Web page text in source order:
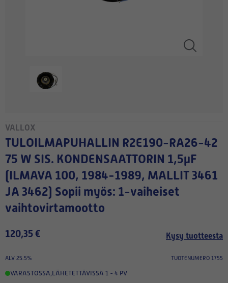
VALLOX
TULOILMAPUHALLIN R2E190-RA26-42
75 W SIS. KONDENSAATTORIN 1,5µF
(ILMAVA 100, 1984-1989, MALLIT 3461
JA 3462) Sopii myös: 1-vaiheiset
vaihtovirtamootto
120,35 € Kysy tuotteesta
ALV 25.5% TUOTENUMERO 1755
VARASTOSSA,LÄHETETTÄVISSÄ 1 - 4 PV